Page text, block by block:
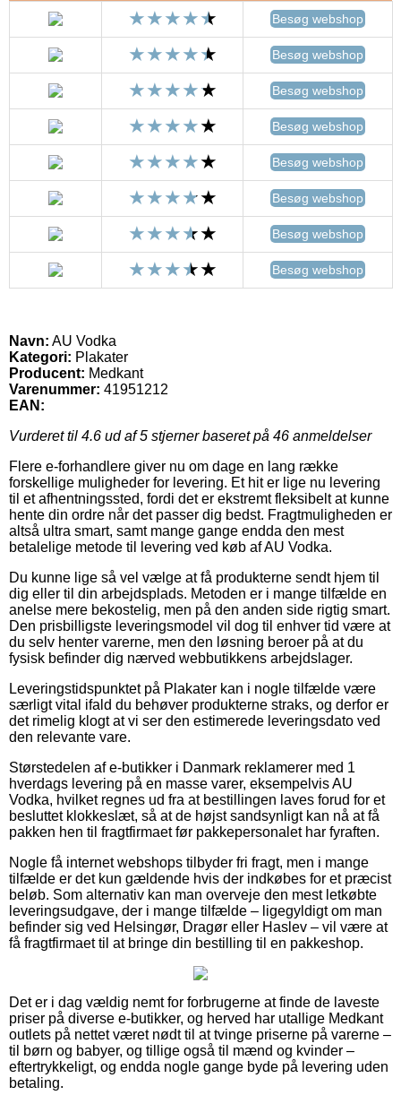
Besøg webshop
Besøg webshop
Besøg webshop
Besøg webshop
Besøg webshop
Besøg webshop
Besøg webshop
Besøg webshop
Navn: AU Vodka
Kategori: Plakater
Producent: Medkant
Varenummer: 41951212
EAN:
Vurderet til 4.6 ud af 5 stjerner baseret på 46 anmeldelser
Flere e-forhandlere giver nu om dage en lang række
forskellige muligheder for levering. Et hit er lige nu levering
til et afhentningssted, fordi det er ekstremt fleksibelt at kunne
hente din ordre når det passer dig bedst. Fragtmuligheden er
altså ultra smart, samt mange gange endda den mest
betalelige metode til levering ved køb af AU Vodka.
Du kunne lige så vel vælge at få produkterne sendt hjem til
dig eller til din arbejdsplads. Metoden er i mange tilfælde en
anelse mere bekostelig, men på den anden side rigtig smart.
Den prisbilligste leveringsmodel vil dog til enhver tid være at
du selv henter varerne, men den løsning beroer på at du
fysisk befinder dig nærved webbutikkens arbejdslager.
Leveringstidspunktet på Plakater kan i nogle tilfælde være
særligt vital ifald du behøver produkterne straks, og derfor er
det rimelig klogt at vi ser den estimerede leveringsdato ved
den relevante vare.
Størstedelen af e-butikker i Danmark reklamerer med 1
hverdags levering på en masse varer, eksempelvis AU
Vodka, hvilket regnes ud fra at bestillingen laves forud for et
besluttet klokkeslæt, så at de højst sandsynligt kan nå at få
pakken hen til fragtfirmaet før pakkepersonalet har fyraften.
Nogle få internet webshops tilbyder fri fragt, men i mange
tilfælde er det kun gældende hvis der indkøbes for et præcist
beløb. Som alternativ kan man overveje den mest letkøbte
leveringsudgave, der i mange tilfælde – ligegyldigt om man
befinder sig ved Helsingør, Dragør eller Haslev – vil være at
få fragtfirmaet til at bringe din bestilling til en pakkeshop.
Det er i dag vældig nemt for forbrugerne at finde de laveste
priser på diverse e-butikker, og herved har utallige Medkant
outlets på nettet været nødt til at tvinge priserne på varerne –
til børn og babyer, og tillige også til mænd og kvinder –
eftertrykkeligt, og endda nogle gange byde på levering uden
betaling.